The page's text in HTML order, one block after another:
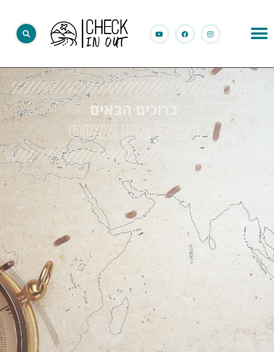
ברוכים הבאים
לצ'ק אין אאוט